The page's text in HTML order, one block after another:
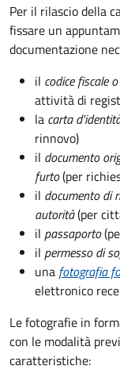
Per il rilascio della
fissare un
documentazione
il codice fiscale
attività di
la carta
rinnovo)
il documento
furto(per
il documento di
autorità(per
il passaporto
il permesso di
una fotografia
elettronico
Le fotografie in
con le modalità
caratteristiche: